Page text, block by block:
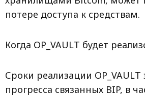
потере доступа к средствам.
Когда OP_VAULT будет
Сроки реализации OP_VAULT
прогресса связанных BIP, в